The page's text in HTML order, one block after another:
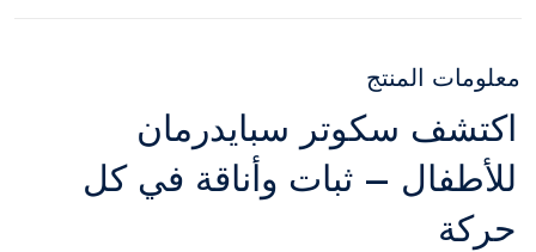
معلومات المنتج
اكتشف سكوتر سبايدرمان
للأطفال – ثبات وأناقة في كل
حركة